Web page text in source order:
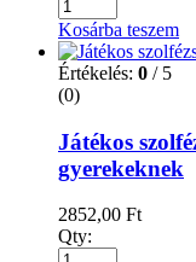
Kosárba teszem
Értékelés: 0 / 5
(0)
Játékos
gyerekeknek
2852,00 Ft
Qty: